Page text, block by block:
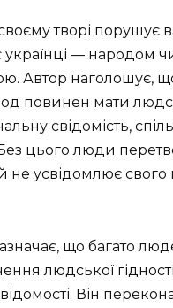
творі порушує
українці — народом
Автор наголошує,
повинен мати
свідомість,
цього люди
не усвідомлює свого
що багато
людської
Він